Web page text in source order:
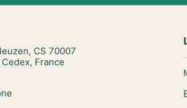
CS 70007
France